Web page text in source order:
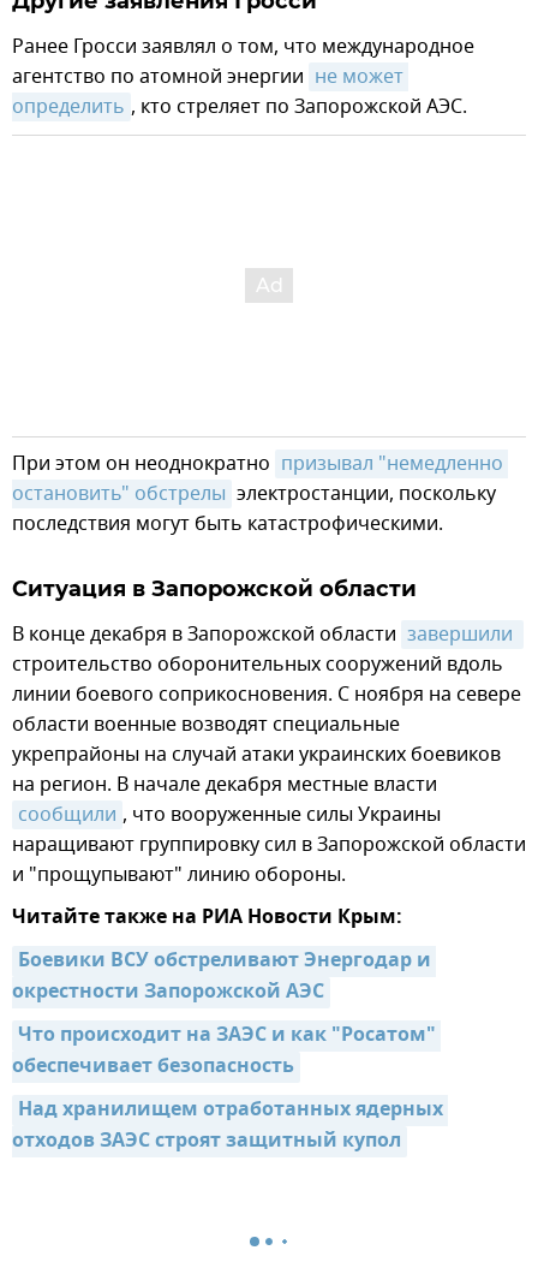
Ранее Гросси заявлял о том, что международное
агентство по атомной энергии не может
определить , кто стреляет по Запорожской АЭС.
При этом он неоднократно призывал "немедленно
остановить" обстрелы электростанции, поскольку
последствия могут быть катастрофическими.
Ситуация в Запорожской области
В конце декабря в Запорожской области
строительство оборонительных сооружений вдоль
линии боевого соприкосновения. С ноября на севере
области военные возводят специальные
укрепрайоны на случай атаки украинских боевиков
на регион. В начале декабря местные власти
сообщили , что вооруженные силы Украины
наращивают группировку сил в Запорожской области
и "прощупывают" линию обороны.
Читайте также на РИА Новости Крым:
Боевики ВСУ обстреливают Энергодар и
окрестности Запорожской АЭС
Что происходит на ЗАЭС и как "Росатом"
обеспечивает безопасность
Над хранилищем отработанных ядерных
отходов ЗАЭС строят защитный купол